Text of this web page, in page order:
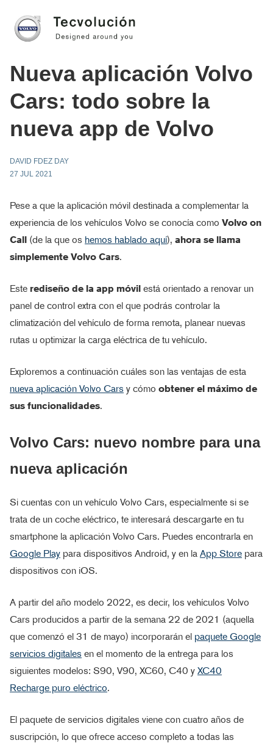
Nueva aplicación Volvo
Cars: todo sobre la
nueva app de Volvo
DAVID FDEZ DAY
27 JUL 2021
Pese a que la aplicación móvil destinada a complementar la
experiencia de los vehículos Volvo se conocía como Volvo on
Call (de la que os hemos hablado aquí), ahora se llama
simplemente Volvo Cars.
Este rediseño de la app móvil está orientado a renovar un
panel de control extra con el que podrás controlar la
climatización del vehículo de forma remota, planear nuevas
rutas u optimizar la carga eléctrica de tu vehículo.
Exploremos a continuación cuáles son las ventajas de esta
nueva aplicación Volvo Cars y cómo obtener el máximo de
sus funcionalidades.
Volvo Cars: nuevo nombre para una
nueva aplicación
Si cuentas con un vehículo Volvo Cars, especialmente si se
trata de un coche eléctrico, te interesará descargarte en tu
smartphone la aplicación Volvo Cars. Puedes encontrarla en
Google Play para dispositivos Android, y en la App Store para
dispositivos con iOS.
A partir del año modelo 2022, es decir, los vehículos Volvo
Cars producidos a partir de la semana 22 de 2021 (aquella
que comenzó el 31 de mayo) incorporarán el paquete Google
servicios digitales en el momento de la entrega para los
siguientes modelos: S90, V90, XC60, C40 y XC40
Recharge puro eléctrico.
El paquete de servicios digitales viene con cuatro años de
suscripción, lo que ofrece acceso completo a todas las